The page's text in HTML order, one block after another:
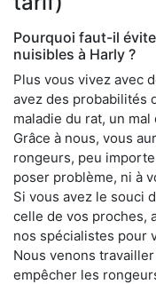
Pourquoi faut-il
nuisibles à Harly ?
Plus vous vivez avec
avez des probabilités
maladie du rat, un
Grâce à nous, vous
rongeurs, peu
poser problème, ni à
Si vous avez le souci
celle de vos proches,
nos spécialistes pour
Nous venons
empêcher les